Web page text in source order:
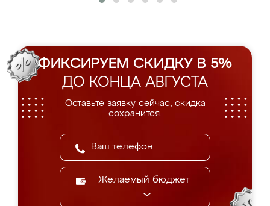
ФИКСИРУЕМ СКИДКУ В 5%
ДО КОНЦА АВГУСТА
Оставьте заявку сейчас, скидка
сохранится.
Желаемый бюджет